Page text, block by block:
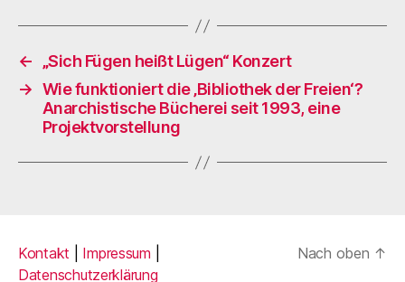
←
„Sich Fügen heißt Lügen“ Konzert
→ Wie funktioniert die ‚Bibliothek der Freien‘?
Anarchistische Bücherei seit 1993, eine
Projektvorstellung
Kontakt Impressum
Datenschutzerklärung
Nach oben ↑